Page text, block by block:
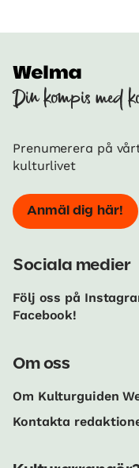
Din kompis med
Prenumerera på
kulturlivet
Anmäl dig här!
Sociala medier
Följ oss på
Facebook!
Om oss
Om Kulturguiden
Kontakta